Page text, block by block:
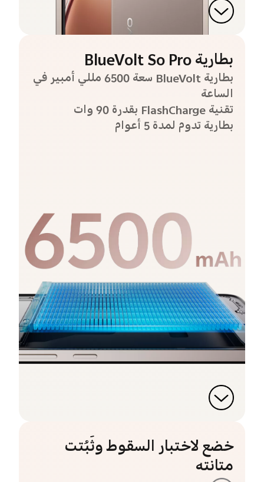
بطارية BlueVolt So Pro
بطارية BlueVolt سعة 6500 مللي أمبير في
الساعة
تقنية FlashCharge بقدرة 90 وات
بطارية تدوم لمدة 5 أعوام
خضع لاختبار السقوط وثَبُتت
متانته